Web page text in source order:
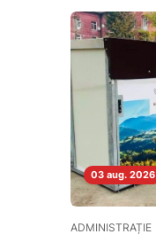
03 aug. 2026
ADMINISTRAȚIE